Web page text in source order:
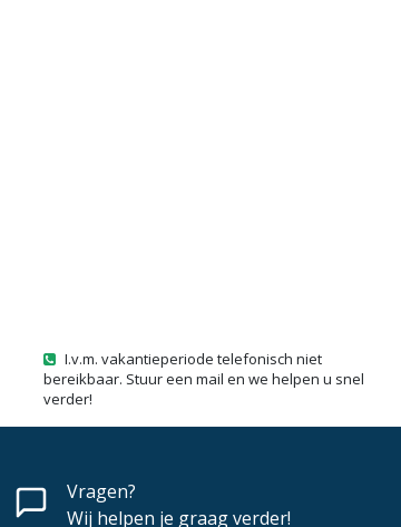
I.v.m. vakantieperiode telefonisch niet
bereikbaar. Stuur een mail en we helpen u snel
verder!
Vragen?
Wij helpen je graag verder!